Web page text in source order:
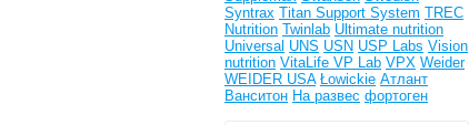
Syntrax Titan Support System TREC
Nutrition Twinlab Ultimate nutrition
Universal UNS USN USP Labs Vision
nutrition VitaLife VP Lab VPX Weider
WEIDER USA Łowickie Атлант
Ванситон На развес фортоген